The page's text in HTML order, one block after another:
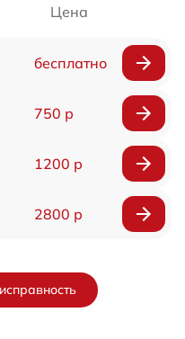
Цена
бесплатно
750 р
1200 р
2800 р